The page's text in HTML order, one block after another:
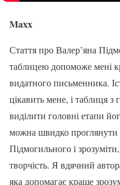
Maxx
Стаття про Валер’яна
таблицею допоможе мені
видатного письменника.
цікавить мене, і таблиця
виділити головні етапи
можна швидко проглянути
Підмогильного і
творчість. Я вдячний
яка допомагає краще